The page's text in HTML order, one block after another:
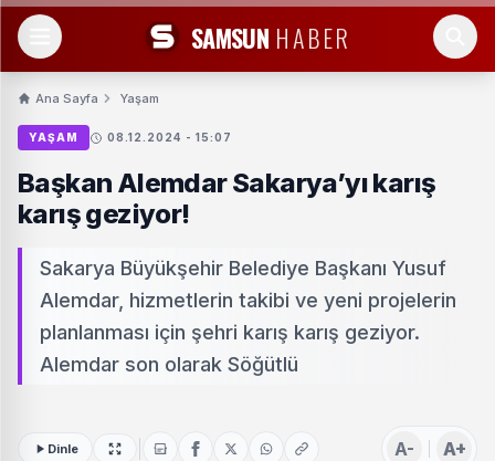
SAMSUN HABER
Ana Sayfa Yaşam
YAŞAM 08.12.2024 - 15:07
Başkan Alemdar Sakarya’yı karış
karış geziyor!
Sakarya Büyükşehir Belediye Başkanı Yusuf
Alemdar, hizmetlerin takibi ve yeni projelerin
planlanması için şehri karış karış geziyor.
Alemdar son olarak Söğütlü
Dinle A- A+